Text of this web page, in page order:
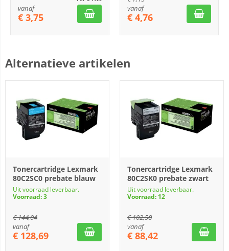
vanaf
€ 3,75
vanaf
€ 4,76
Alternatieve artikelen
Tonercartridge Lexmark
80C2SC0 prebate blauw
Uit voorraad leverbaar.
Voorraad: 3
€144,04
vanaf
€ 128,69
Tonercartridge Lexmark
80C2SK0 prebate zwart
Uit voorraad leverbaar.
Voorraad: 12
€102,58
vanaf
€ 88,42